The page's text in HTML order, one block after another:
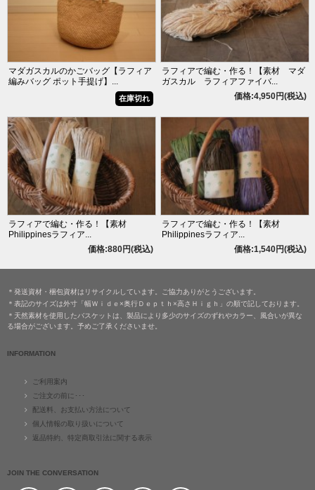
マダガスカルのかごバッグ【ラフィア
編みバッグ ポット手提げ】...
在庫切れ
ラフィアで編む・作る！【素材 マダ
ガスカル ラフィアファイバ...
価格:4,950円(税込)
ラフィアで編む・作る！【素材
Philippinesラフィア...
価格:880円(税込)
ラフィアで編む・作る！【素材
Philippinesラフィア...
価格:1,540円(税込)
＊発送資材・梱包資材はリサイクルしています。ご協力ありがとうございます。
＊表記のサイズは外寸「幅Ｗｉｄｅ×奥行Ｄｅｐｔｈ×高さＨｉｇｈ」の順で記しております。
＊天然素材を使用したバスケットは、製品により多少のサイズのずれやカラー、風合いが異な
る場合がございます。予めご了承くださいませ。
INFORMATION
ご利用案内
ご注文の前に･･･
配送料、お支払い方法について
個人情報の取り扱いについて
返品特約、特定商取引法に関する表示
JOIN THE CONVERSATION